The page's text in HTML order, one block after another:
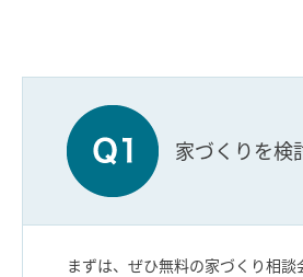
家づくりを検
まずは、ぜひ無料の家づくり相